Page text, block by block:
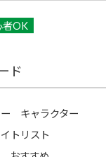
者OK
ド
キャラクター
トリスト